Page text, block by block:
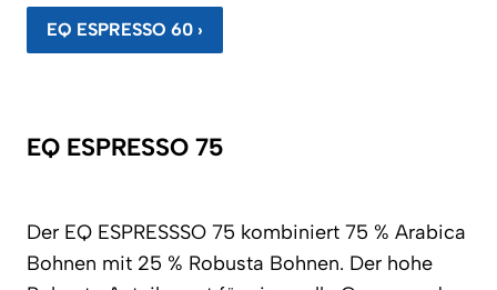
EQ ESPRESSO 60 ›
EQ ESPRESSO 75
Der EQ ESPRESSSO 75 kombiniert 75 % Arabica
Bohnen mit 25 % Robusta Bohnen. Der hohe